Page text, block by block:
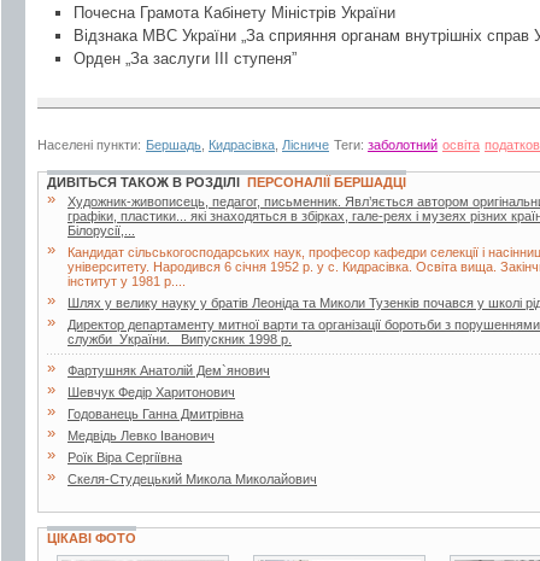
Почесна Грамота Кабінету Міністрів України
Відзнака МВС України „За сприяння органам внутрішніх справ
Орден „За заслуги ІІІ ступеня”
Населені пункти: Бершадь Кидрасівка Лісниче Теги: заболотний освіта
ДИВІТЬСЯ ТАКОЖ В РОЗДІЛІ ПЕРСОНАЛІЇ БЕРШАДЦІ
»
Художник-живописець, педагог, письменник. Явл’яється автором
графіки, пластики... які знаходяться в збірках, гале-реях і музеях різних
Білорусії,...
»
Кандидат сільськогосподарських наук, професор кафедри селекції і
університету. Народився 6 січня 1952 р. у с. Кидрасівка. Освіта вища.
інститут у 1981 р....
» Шлях у велику науку у братів Леоніда та Миколи Тузенків почався у школі
»
Директор департаменту митної варти та організації боротьби з
служби України. Випускник 1998 р.
» Фартушняк Анатолій Дем`янович
» Шевчук Федір Харитонович
» Годованець Ганна Дмитрівна
» Медвідь Левко Іванович
» Роїк Віра Сергіївна
» Скеля-Студецький Микола Миколайович
ЦІКАВІ ФОТО